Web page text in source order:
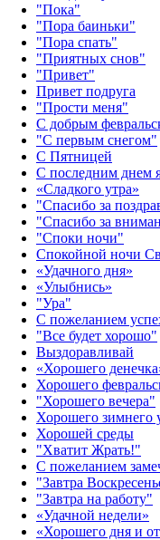
"Пока"
"Пора баиньки"
"Пора спать"
"Приятных снов"
"Привет"
Привет подруга
"Прости меня"
С добрым
"С первым снегом"
С Пятницей
С последним днем
«Сладкого утра»‎
"Спасибо за
"Спасибо за
"Споки ночи"
Спокойной ночи
«Удачного дня»‎
«Улыбнись»‎
"Ура"
С пожеланием
"Все будет хорошо"
Выздоравливай
«‎Хорошего
Хорошего
"Хорошего вечера"
Хорошего зимнего
Хорошей среды
"Хватит Жрать!"
С пожеланием
"Завтра
"Завтра на работу"
«Удачной недели»‎
«Хорошего дня и